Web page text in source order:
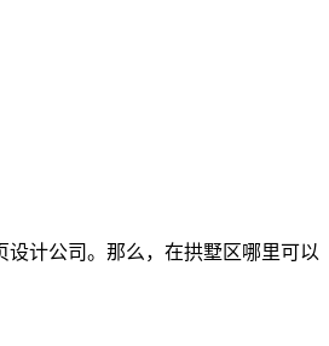
计公司。那么，在拱墅区哪里可以